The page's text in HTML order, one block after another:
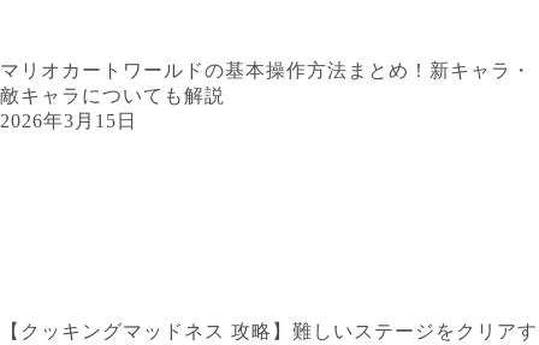
マリオカートワールドの基本操作方法まとめ！新キャラ・
敵キャラについても解説
2026年3月15日
【クッキングマッドネス 攻略】難しいステージをクリアす